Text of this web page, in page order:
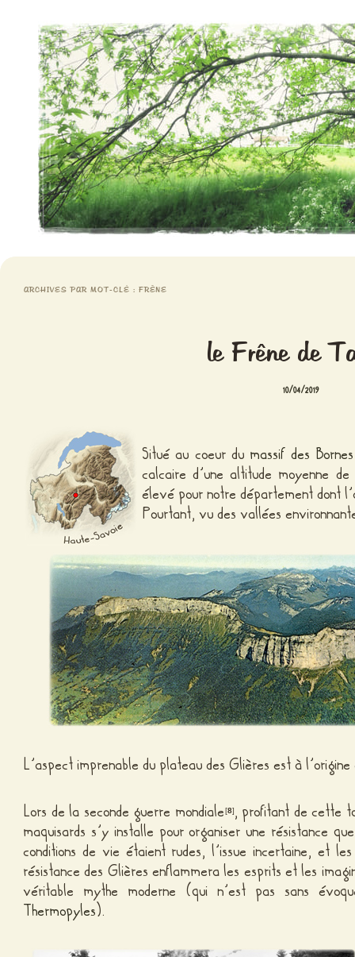
Meristemes
ARCHIVES PAR MOT-CLÉ : FRÊNE
le Frêne de
10/04/2019
Situé au coeur dumassif des Bornes
calcaire d’une altitude moyenne
élevé pour notre département dont
Pourtant, vu des vallées
L’aspect imprenable du plateau des Glières est à
Lors de la seconde guerre mondiale[8], profitant de cette
maquisards s’y installe pour organiser une résistance
conditions de vie étaient rudes, l’issue incertaine, et
résistance des Glières enflammera les esprits et les
véritable mythe moderne (qui n’est pas sans
Thermopyles).